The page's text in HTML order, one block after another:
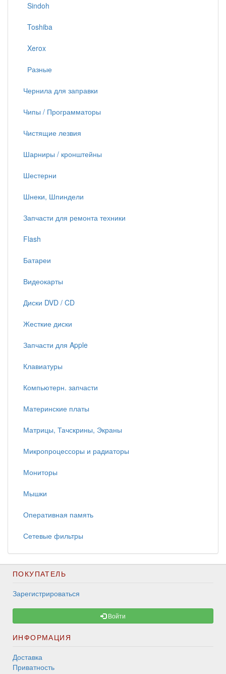
Sindoh
Toshiba
Xerox
Разные
Чернила для заправки
Чипы / Программаторы
Чистящие лезвия
Шарниры / кронштейны
Шестерни
Шнеки, Шпиндели
Запчасти для ремонта техники
Flash
Батареи
Видеокарты
Диски DVD / CD
Жесткие диски
Запчасти для Apple
Клавиатуры
Компьютерн. запчасти
Материнские платы
Матрицы, Тачскрины, Экраны
Микропроцессоры и радиаторы
Мониторы
Мышки
Оперативная память
Сетевые фильтры
ПОКУПАТЕЛЬ
Зарегистрироваться
Войти
ИНФОРМАЦИЯ
Доставка
Приватность